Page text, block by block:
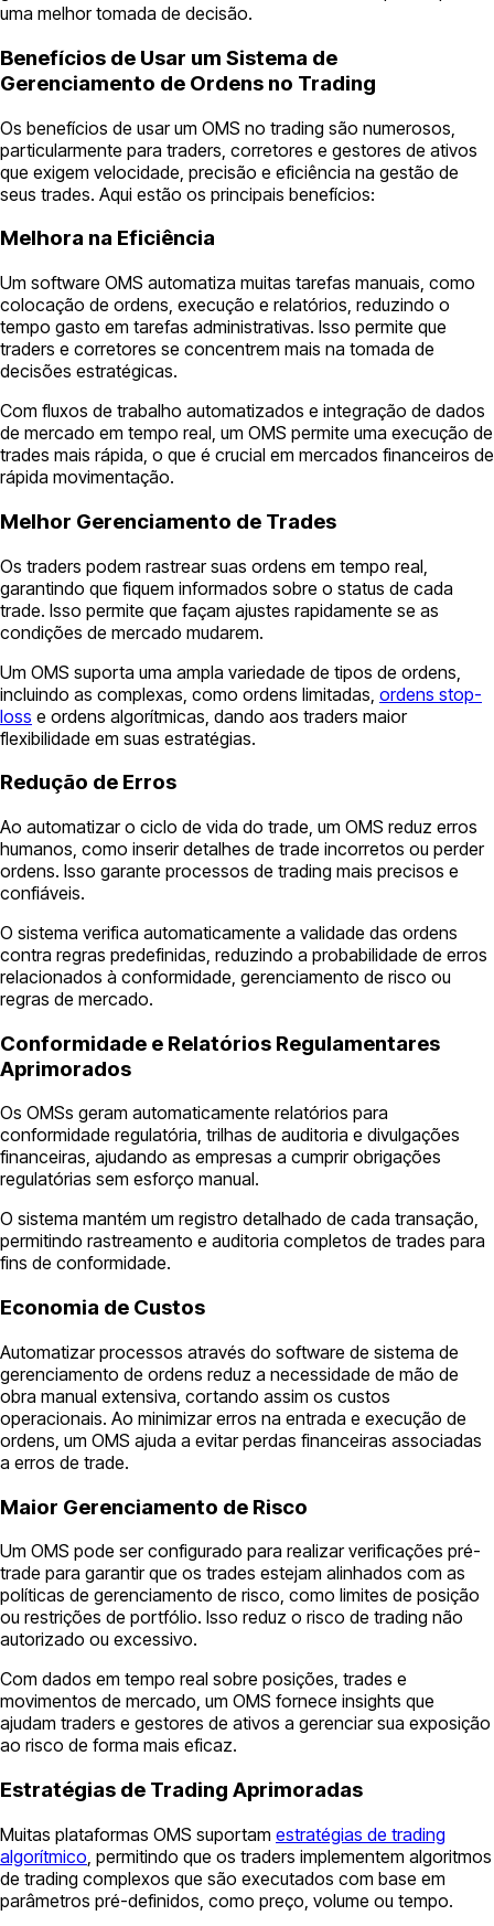
uma melhor tomada de decisão.
Benefícios de Usar um Sistema de
Gerenciamento de Ordens no Trading
Os benefícios de usar um OMS no trading são numerosos,
particularmente para traders, corretores e gestores de ativos
que exigem velocidade, precisão e eficiência na gestão de
seus trades. Aqui estão os principais benefícios:
Melhora na Eficiência
Um software OMS automatiza muitas tarefas manuais, como
colocação de ordens, execução e relatórios, reduzindo o
tempo gasto em tarefas administrativas. Isso permite que
traders e corretores se concentrem mais na tomada de
decisões estratégicas.
Com fluxos de trabalho automatizados e integração de dados
de mercado em tempo real, um OMS permite uma execução de
trades mais rápida, o que é crucial em mercados financeiros de
rápida movimentação.
Melhor Gerenciamento de Trades
Os traders podem rastrear suas ordens em tempo real,
garantindo que fiquem informados sobre o status de cada
trade. Isso permite que façam ajustes rapidamente se as
condições de mercado mudarem.
Um OMS suporta uma ampla variedade de tipos de ordens,
incluindo as complexas, como ordens limitadas, ordens stop-
loss e ordens algorítmicas, dando aos traders maior
flexibilidade em suas estratégias.
Redução de Erros
Ao automatizar o ciclo de vida do trade, um OMS reduz erros
humanos, como inserir detalhes de trade incorretos ou perder
ordens. Isso garante processos de trading mais precisos e
confiáveis.
O sistema verifica automaticamente a validade das ordens
contra regras predefinidas, reduzindo a probabilidade de erros
relacionados à conformidade, gerenciamento de risco ou
regras de mercado.
Conformidade e Relatórios Regulamentares
Aprimorados
Os OMSs geram automaticamente relatórios para
conformidade regulatória, trilhas de auditoria e divulgações
financeiras, ajudando as empresas a cumprir obrigações
regulatórias sem esforço manual.
O sistema mantém um registro detalhado de cada transação,
permitindo rastreamento e auditoria completos de trades para
fins de conformidade.
Economia de Custos
Automatizar processos através do software de sistema de
gerenciamento de ordens reduz a necessidade de mão de
obra manual extensiva, cortando assim os custos
operacionais. Ao minimizar erros na entrada e execução de
ordens, um OMS ajuda a evitar perdas financeiras associadas
a erros de trade.
Maior Gerenciamento de Risco
Um OMS pode ser configurado para realizar verificações pré-
trade para garantir que os trades estejam alinhados com as
políticas de gerenciamento de risco, como limites de posição
ou restrições de portfólio. Isso reduz o risco de trading não
autorizado ou excessivo.
Com dados em tempo real sobre posições, trades e
movimentos de mercado, um OMS fornece insights que
ajudam traders e gestores de ativos a gerenciar sua exposição
ao risco de forma mais eficaz.
Estratégias de Trading Aprimoradas
Muitas plataformas OMS suportam estratégias de trading
algorítmico , permitindo que os traders implementem algoritmos
de trading complexos que são executados com base em
parâmetros pré-definidos, como preço, volume ou tempo.